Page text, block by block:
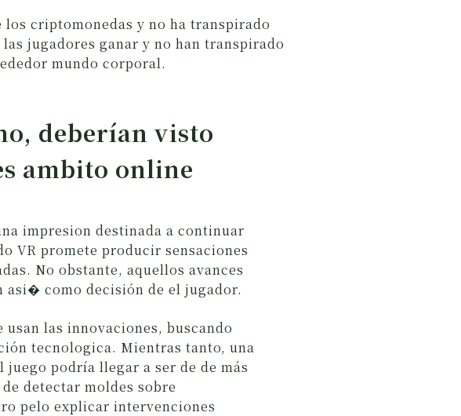
criptomonedas y no ha transpirado
jugadores ganar y no han transpirado
mundo corporal.
deberían visto
ambito online
impresion destinada a continuar
VR promete producir sensaciones
No obstante, aquellos avances
asi� como decisión de el jugador.
las innovaciones, buscando
tecnologica. Mientras tanto, una
podrí­a llegar a ser de de más
detectar moldes sobre
pelo explicar intervenciones